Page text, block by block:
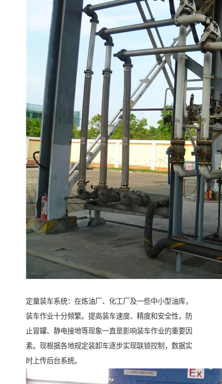
定量装车系统：在炼油厂、化工厂及一些中小型油库，
装车作业十分频繁。提高装车速度、精度和安全性，防
止冒罐、静电接地等现象一直是影响装车作业的重要因
素。现根据各地规定装卸车逐步实现联锁控制，数据实
时上传后台系统。